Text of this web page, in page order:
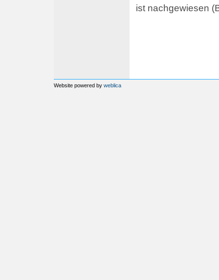
ist nachgewiesen
Website powered by weblica